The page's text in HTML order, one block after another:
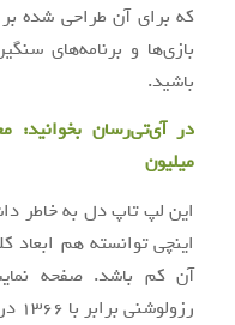
که برای آن طراحی شده بر
باشید.
در آی‌تی‌رسان بخوانید:
میلیون
اینچی توانسته هم